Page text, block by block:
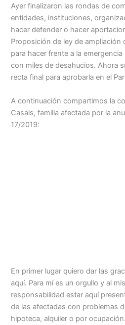
Ayer finalizaron las rondas de
entidades, instituciones,
hacer defender o hacer
Proposición de ley de ampliación
para hacer frente a la
con miles de desahucios. Ahora
recta final para aprobarla en el
A continuación compartimos la
Casals, familia afectada por la
17/2019:
En primer lugar quiero dar las
aquí. Para mí es un orgullo y al
responsabilidad estar aquí
de las afectadas con problemas
hipoteca, alquiler o por